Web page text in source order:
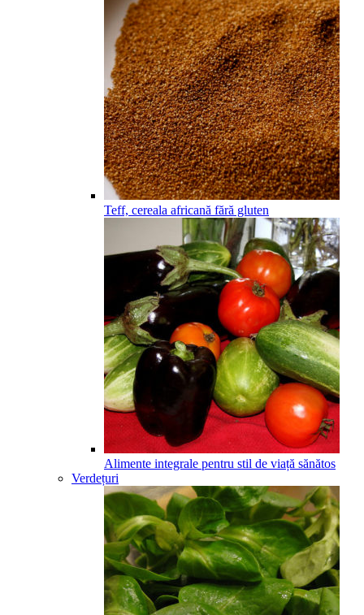
Teff, cereala africană fără gluten
Alimente integrale pentru stil de viață sănătos
Verdețuri